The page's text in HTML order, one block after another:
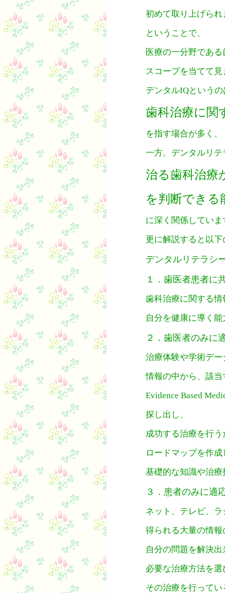
初めて取り上げられ
ということで、
医療の一分野であ
スコープを当てて
デンタルIQという
歯科治療に関
を指す場合が多く、
一方、デンタルリテ
治る歯科治療
を判断できる
に深く関係していま
更に解説すると以
デンタルリテラシ
１．歯医者患者に
歯科治療に関する
自分を健康に導く
２．歯医者のみに
治療体験や学術デ
情報の中から、該
Evidence Based
探し出し、
成功する治療を行う
ロードマップを作
基礎的な知識や治
３．患者のみに適
ネット、テレビ、
得られる大量の情報
自分の問題を解決出
必要な治療方法を選
その治療を行って